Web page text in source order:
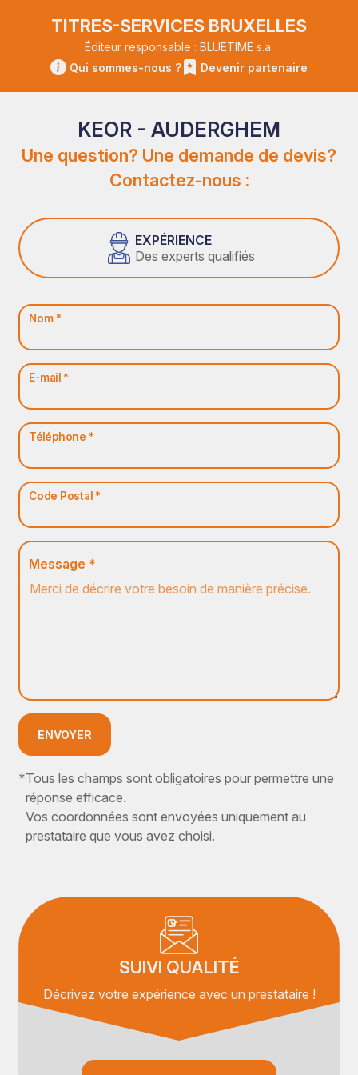
TITRES-SERVICES BRUXELLES
Éditeur responsable : BLUETIME s.a.
Qui sommes-nous ?
Devenir partenaire
KEOR - AUDERGHEM
Une question? Une demande de devis?
Contactez-nous :
EXPÉRIENCE
Des experts qualifiés
Nom *
E-mail *
Téléphone *
Code Postal *
Message *
ENVOYER
*Tous les champs sont obligatoires pour permettre une
réponse efficace.
Vos coordonnées sont envoyées uniquement au
prestataire que vous avez choisi.
SUIVI QUALITÉ
Décrivez votre expérience avec un prestataire !